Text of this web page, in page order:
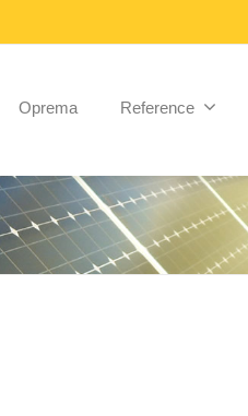
Oprema Reference